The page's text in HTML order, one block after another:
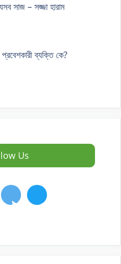
সাজ – সজ্জা হারাম
প্রবেশকারী ব্যক্তি কে?
Us